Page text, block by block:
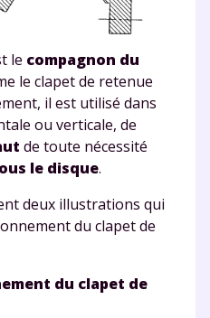
le compagnon du
le clapet de retenue
il est utilisé dans
ou verticale, de
de toute nécessité
le disque.
deux illustrations qui
du clapet de
du clapet de
votre
?